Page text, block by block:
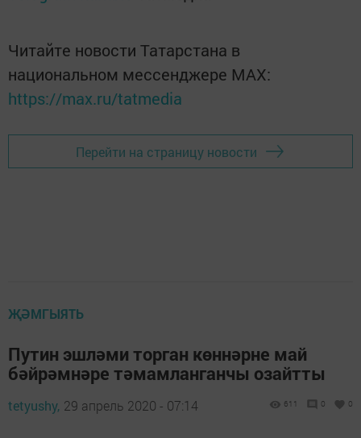
Читайте новости Татарстана в
национальном мессенджере MАХ:
https://max.ru/tatmedia
Перейти на страницу новости
ҖӘМГЫЯТЬ
Путин эшләми торган көннәрне май
бәйрәмнәре тәмамланганчы озайтты
tetyushy, 29 апрель 2020 - 07:14 611 0 0